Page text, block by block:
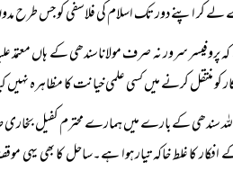
لے کر اپنے دور تک اسلام کی فلاسفی کو جس طرح
پروفیسر سرور نہ صرف مولاناسندھی کے ہاں
کو منتقل کرنے میں کسی علمی خیانت کا مظاہرہ
للہ سندھی کے بارے میں ہمارے محترم کفیل
کا غلط خاکہ تیار ہوا ہے۔ساحل کا بھی یہی